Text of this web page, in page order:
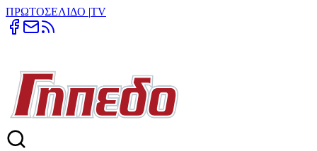
ΠΡΩΤΟΣΕΛΙΔΟ |TV